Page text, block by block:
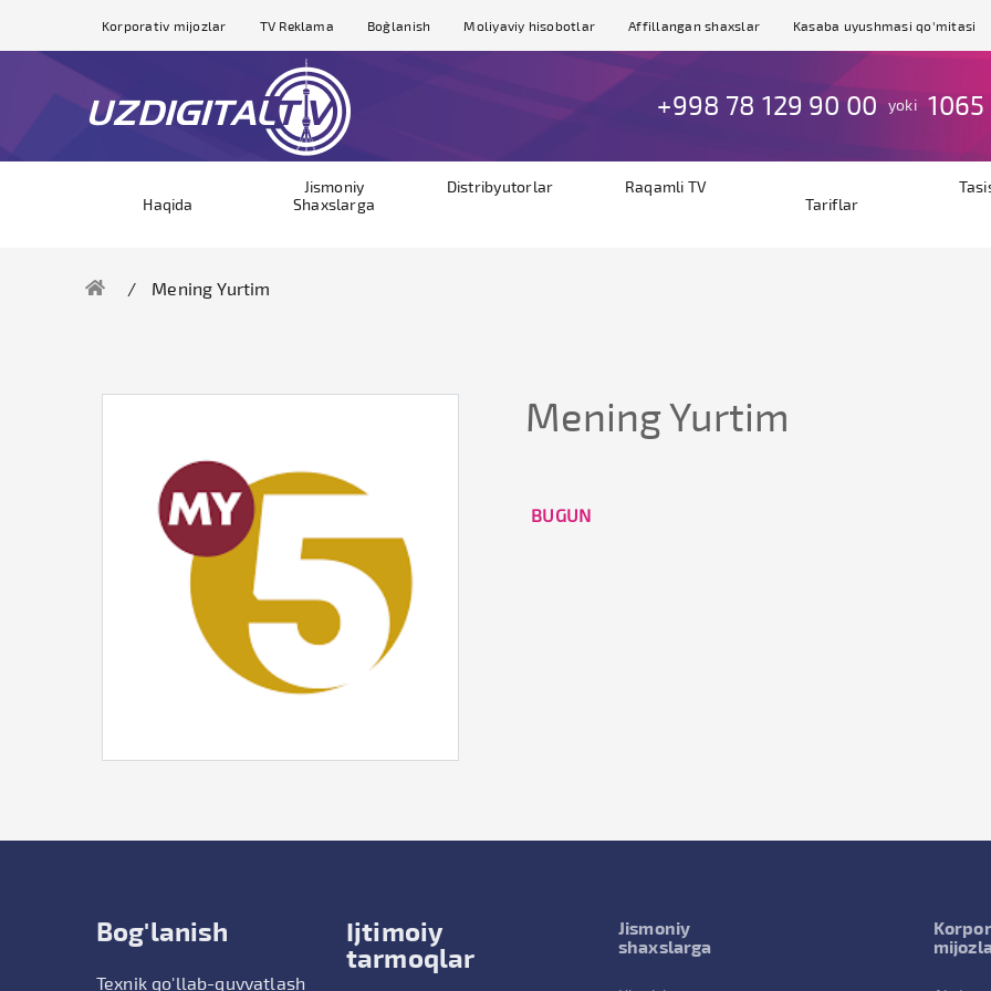
Korporativ mijozlar TV Reklama Bog`lanish Moliyaviy hisobotlar Affillangan shaxslar Kasaba uyushmasi qo'mitasi
+998 78 129 90 00 yoki 1065
Haqida
Jismoniy
Shaxslarga
Distribyutorlar
Raqamli TV
Tariflar
Mening Yurtim
Mening Yurtim
BUGUN
Bog'lanish
Texnik qo'llab-quvvatlash
Ijtimoiy
tarmoqlar
Jismoniy
shaxslarga